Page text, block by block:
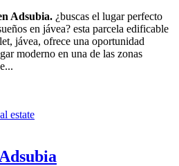
Adsubia. ¿buscas el lugar perfecto
en jávea? esta parcela edificable
jávea, ofrece una oportunidad
moderno en una de las zonas